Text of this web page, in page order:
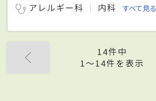
アレルギー科
内科 すべて見る
14件中
1〜14件を表示